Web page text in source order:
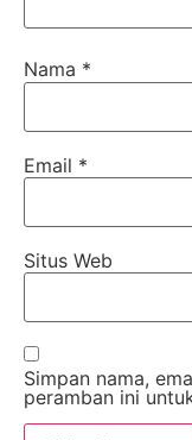
Nama *
Email *
Situs Web
Simpan nama,
peramban ini